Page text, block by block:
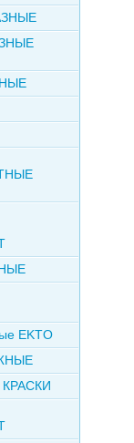
EKTO